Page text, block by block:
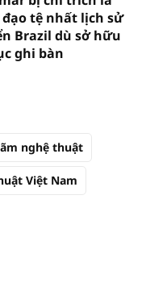
tệ nhất lịch sử
Brazil dù sở hữu
ghi bàn
nghệ thuật
Việt Nam